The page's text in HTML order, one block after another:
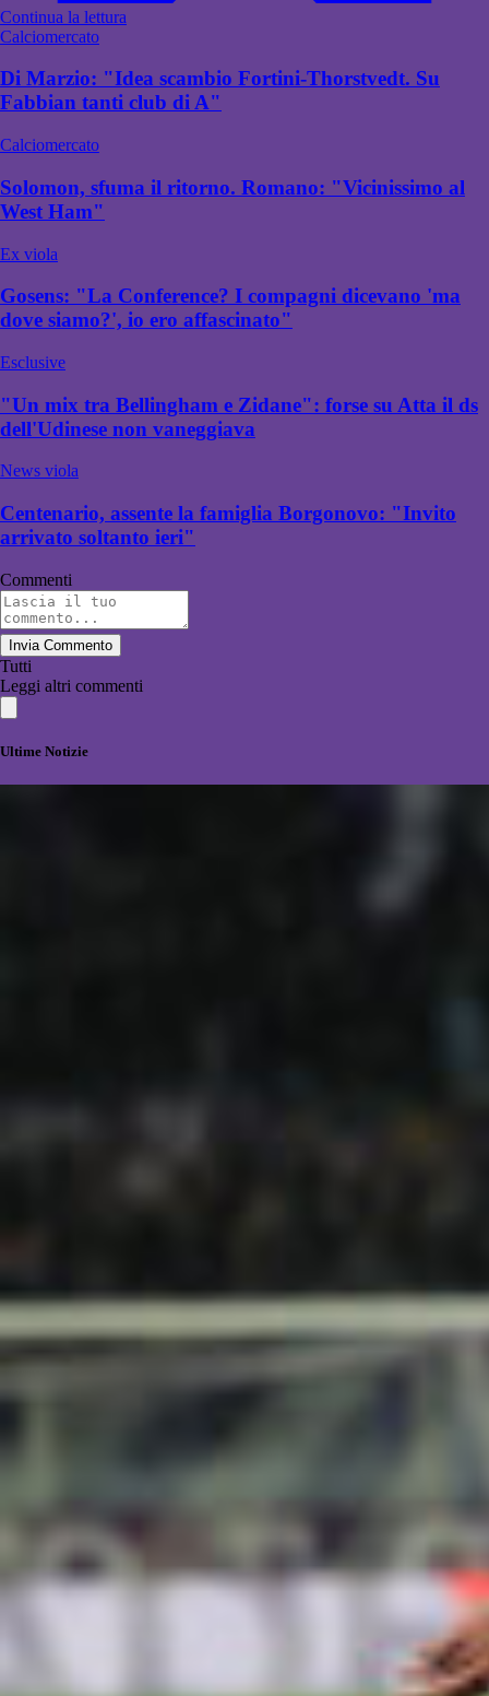
Continua la lettura
Calciomercato
Di Marzio: "Idea scambio Fortini-Thorstvedt. Su
Fabbian tanti club di A"
Calciomercato
Solomon, sfuma il ritorno. Romano: "Vicinissimo al
West Ham"
Ex viola
Gosens: "La Conference? I compagni dicevano 'ma
dove siamo?', io ero affascinato"
Esclusive
"Un mix tra Bellingham e Zidane": forse su Atta il ds
dell'Udinese non vaneggiava
News viola
Centenario, assente la famiglia Borgonovo: "Invito
arrivato soltanto ieri"
Commenti
Invia Commento
Tutti
Leggi altri commenti
Ultime Notizie